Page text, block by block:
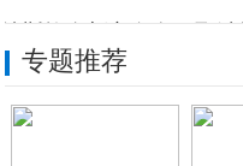
曾活跃于安卓手机的四款
改革创新铸就高速增长的
专题推荐